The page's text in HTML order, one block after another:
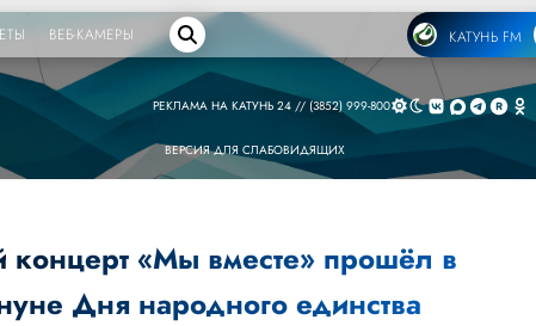
ВЕБ-КАМЕРЫ КАТУНЬ FM
РЕКЛАМА НА КАТУНЬ 24 // (3852) 999-800
ВЕРСИЯ ДЛЯ СЛАБОВИДЯЩИХ
концерт «Мы вместе» прошёл в
Дня народного единства